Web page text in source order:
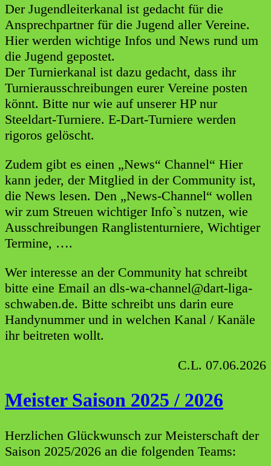
Der Jugendleiterkanal ist gedacht für die
Ansprechpartner für die Jugend aller Vereine.
Hier werden wichtige Infos und News rund um
die Jugend gepostet.
Der Turnierkanal ist dazu gedacht, dass ihr
Turnierausschreibungen eurer Vereine posten
könnt. Bitte nur wie auf unserer HP nur
Steeldart-Turniere. E-Dart-Turniere werden
rigoros gelöscht.
Zudem gibt es einen „News“ Channel“ Hier
kann jeder, der Mitglied in der Community ist,
die News lesen. Den „News-Channel“ wollen
wir zum Streuen wichtiger Info`s nutzen, wie
Ausschreibungen Ranglistenturniere, Wichtiger
Termine, ….
Wer interesse an der Community hat schreibt
bitte eine Email an dls-wa-channel@dart-liga-
schwaben.de. Bitte schreibt uns darin eure
Handynummer und in welchen Kanal / Kanäle
ihr beitreten wollt.
C.L. 07.06.2026
Meister Saison 2025 / 2026
Herzlichen Glückwunsch zur Meisterschaft der
Saison 2025/2026 an die folgenden Teams: